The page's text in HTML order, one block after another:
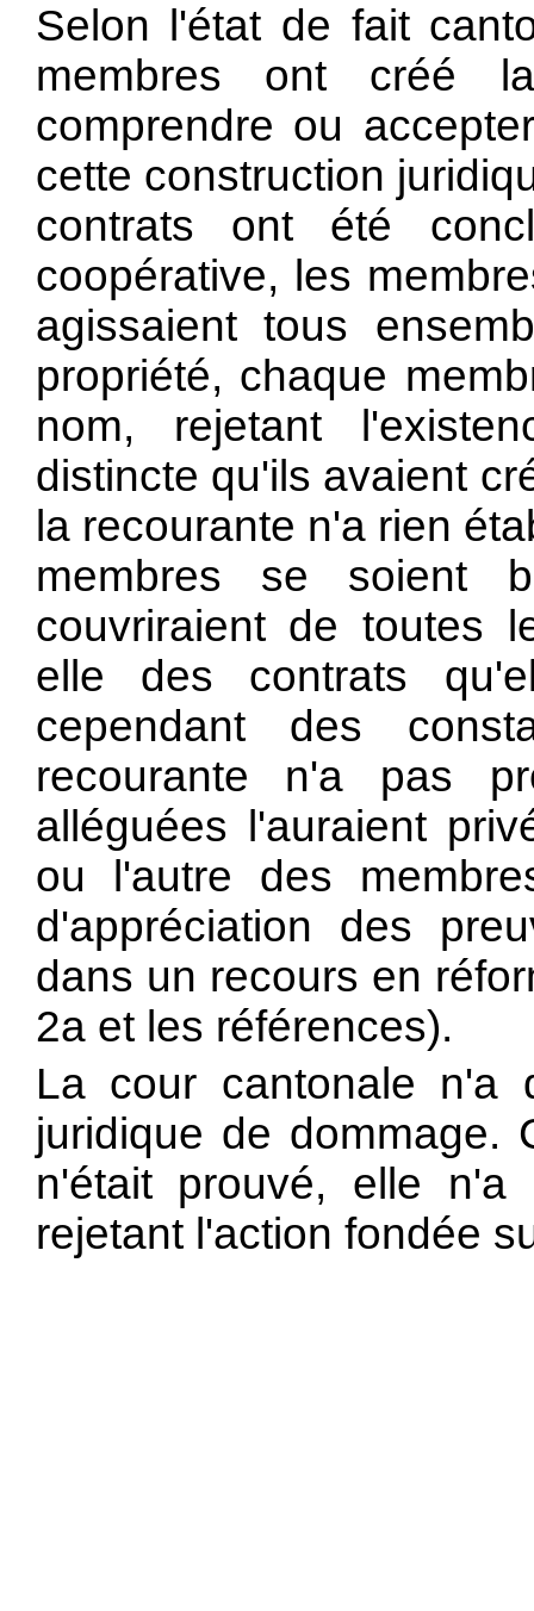
Selon l'état de fait
membres ont créé
comprendre ou
cette construction
contrats ont été
coopérative, les
agissaient tous
propriété, chaque
nom, rejetant
distincte qu'ils avaient
la recourante n'a rien
membres se soient
couvriraient de toutes
elle des contrats
cependant des
recourante n'a pas
alléguées l'auraient
ou l'autre des
d'appréciation des
dans un recours en
2a et les références).
La cour cantonale n'a
juridique de dommage.
n'était prouvé, elle
rejetant l'action fondée